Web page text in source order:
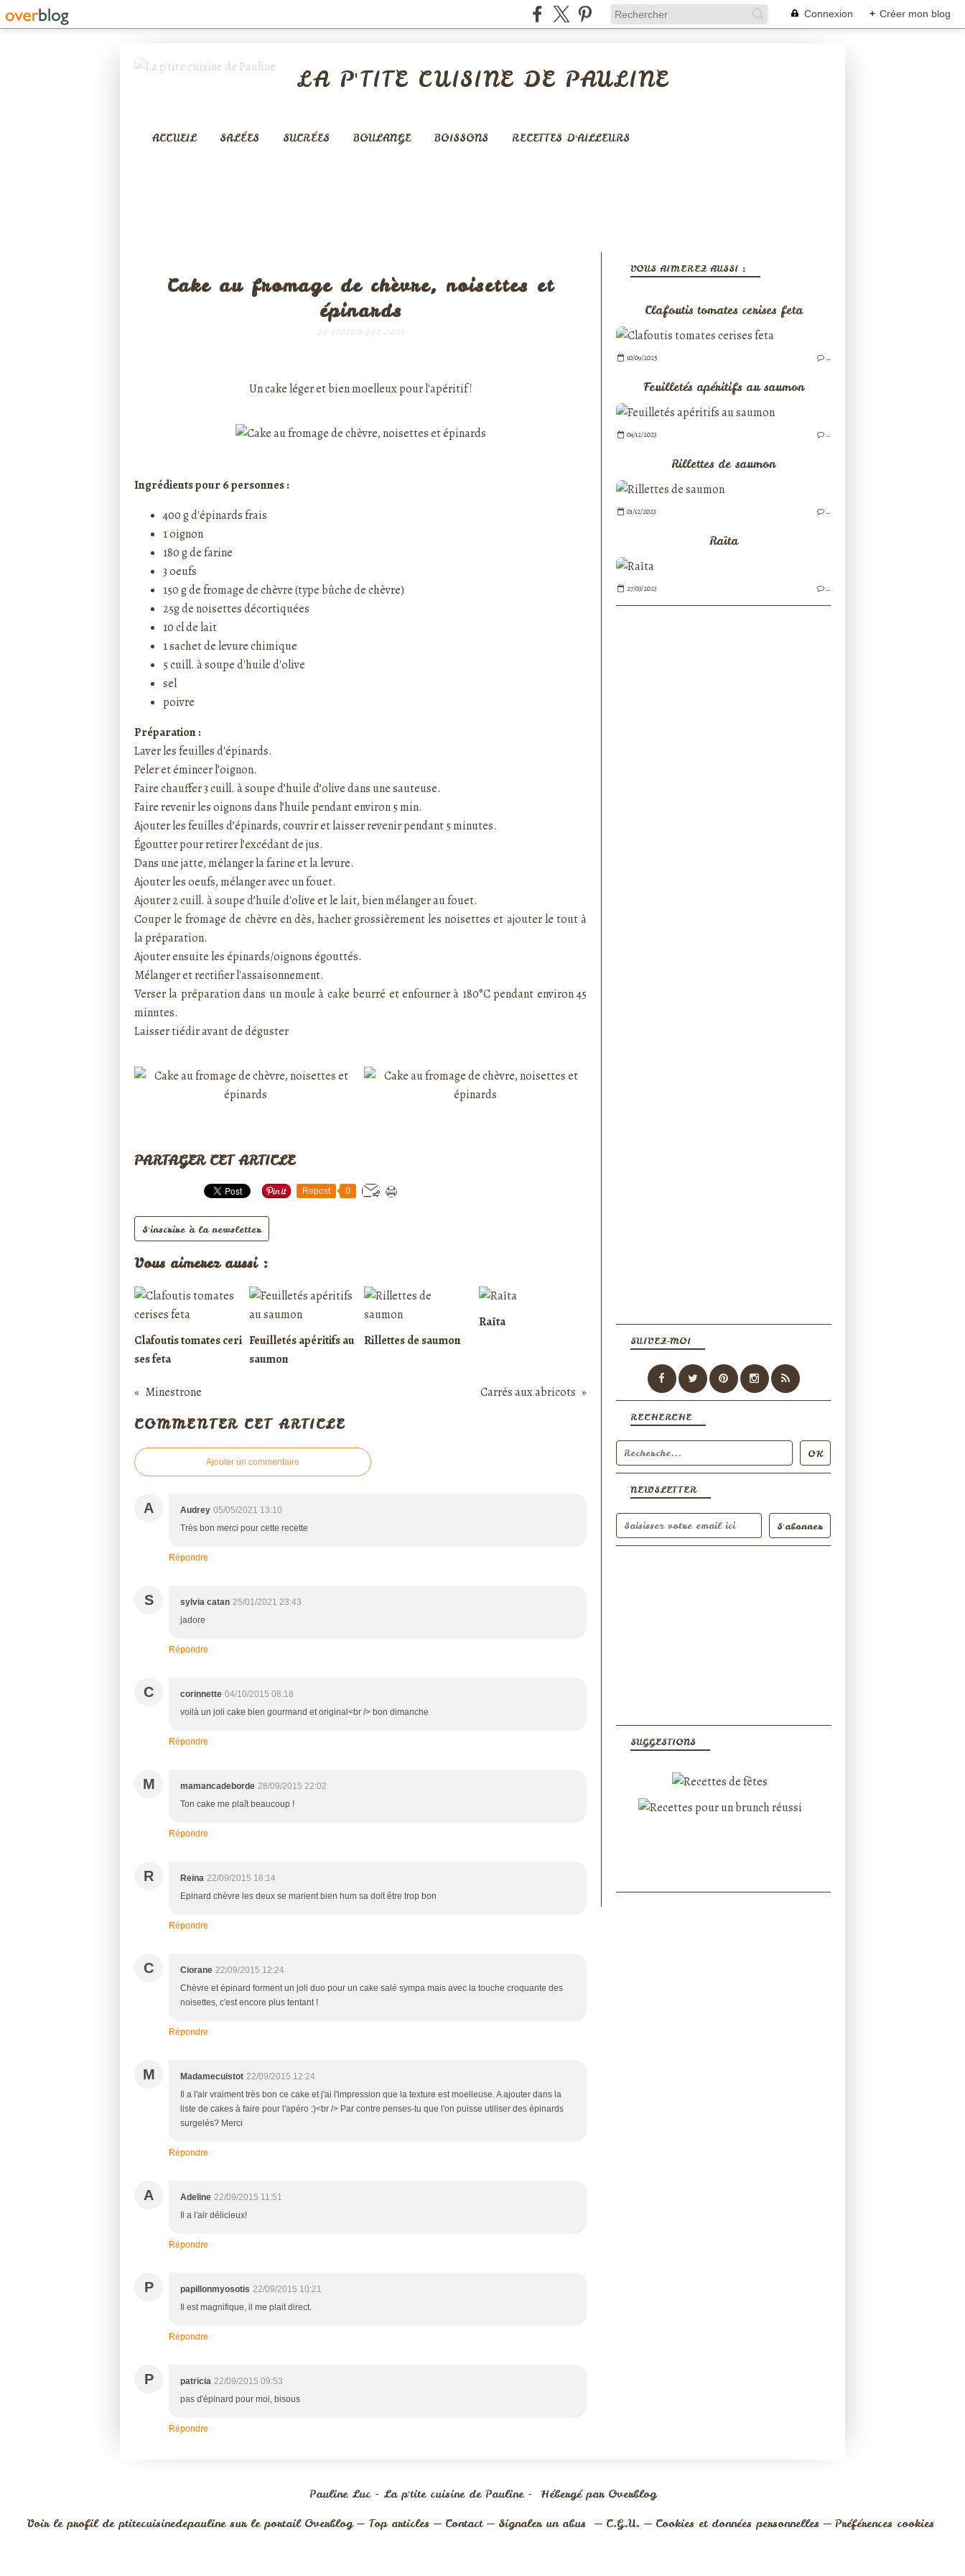
Connexion + Créer mon blog
LA P'TITE CUISINE DE PAULINE
ACCUEIL SALÉES SUCRÉES BOULANGE BOISSONS RECETTES D'AILLEURS
Cake au fromage de chèvre, noisettes et
épinards
21 SEPTEMBRE 2015
Un cake léger et bien moelleux pour l'apéritif !
Ingrédients pour 6 personnes :
400 g d'épinards frais
1 oignon
180 g de farine
3 oeufs
150 g de fromage de chèvre (type bûche de chèvre)
25g de noisettes décortiquées
10 cl de lait
1 sachet de levure chimique
5 cuill. à soupe d'huile d'olive
sel
poivre
Préparation :
Laver les feuilles d'épinards.
Peler et émincer l’oignon.
Faire chauffer 3 cuill. à soupe d’huile d’olive dans une sauteuse.
Faire revenir les oignons dans l’huile pendant environ 5 min.
Ajouter les feuilles d’épinards, couvrir et laisser revenir pendant 5 minutes.
Égoutter pour retirer l’excédant de jus.
Dans une jatte, mélanger la farine et la levure.
Ajouter les oeufs, mélanger avec un fouet.
Ajouter 2 cuill. à soupe d’huile d'olive et le lait, bien mélanger au fouet.
Couper le fromage de chèvre en dès, hacher grossièrement les noisettes et ajouter le tout à
la préparation.
Ajouter ensuite les épinards/oignons égouttés.
Mélanger et rectifier l'assaisonnement.
Verser la préparation dans un moule à cake beurré et enfourner à 180°C pendant environ 45
minutes.
Laisser tiédir avant de déguster
PARTAGER CET ARTICLE
Repost 0
S'inscrire à la newsletter
Vous aimerez aussi :
Clafoutis tomates ceri
ses feta
Feuilletés apéritifs au
saumon
Rillettes de saumon
Raïta
Minestrone Carrés aux abricots
COMMENTER CET ARTICLE
Ajouter un commentaire
A Audrey 05/05/2021 13:10
Très bon merci pour cette recette
Répondre
S sylvia catan 25/01/2021 23:43
jadore
Répondre
C corinnette 04/10/2015 08:18
voilà un joli cake bien gourmand et original<br /> bon dimanche
Répondre
M mamancadeborde 28/09/2015 22:02
Ton cake me plaît beaucoup !
Répondre
R Reina 22/09/2015 16:14
Epinard chèvre les deux se marient bien hum sa doit être trop bon
Répondre
C Ciorane 22/09/2015 12:24
Chèvre et épinard forment un joli duo pour un cake salé sympa mais avec la touche croquante des
noisettes, c'est encore plus tentant !
Répondre
M Madamecuistot 22/09/2015 12:24
Il a l'air vraiment très bon ce cake et j'ai l'impression que la texture est moelleuse. A ajouter dans la
liste de cakes à faire pour l'apéro :)<br /> Par contre penses-tu que l'on puisse utiliser des épinards
surgelés? Merci
Répondre
A Adeline 22/09/2015 11:51
Il a l'air délicieux!
Répondre
P papillonmyosotis 22/09/2015 10:21
Il est magnifique, il me plait direct.
Répondre
P patricia 22/09/2015 09:53
pas d'épinard pour moi, bisous
Répondre
NEWSLETTER
SUIVEZ-MOI
RECHERCHE
VOUS AIMEREZ AUSSI :
Clafoutis tomates cerises feta
10/09/2025 …
Feuilletés apéritifs au saumon
04/12/2023 …
Rillettes de saumon
01/12/2023 …
Raïta
27/03/2023 …
SUGGESTIONS
Pauline Luc - La p'tite cuisine de Pauline - Hébergé par Overblog
Voir le profil de ptitecuisinedepaulinesur le portail Overblog Top articles Contact Signaler un abus C.G.U. Cookies et données personnelles Préférences cookies